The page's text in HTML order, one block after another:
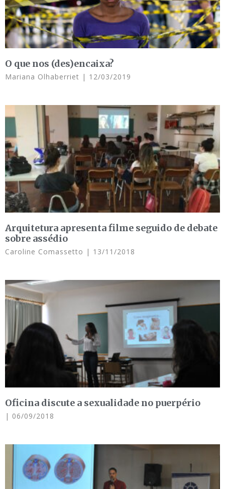
O que nos (des)encaixa?
Mariana Olhaberriet 12/03/2019
Arquitetura apresenta filme seguido de debate
sobre assédio
Caroline Comassetto 13/11/2018
Oficina discute a sexualidade no puerpério
06/09/2018